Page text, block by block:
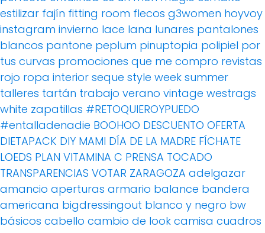
estilizar fajín fitting room flecos g3women hoyvoy
instagram invierno lace lana lunares pantalones
blancos pantone peplum pinuptopia polipiel por
tus curvas promociones que me compro revistas
rojo ropa interior seque style week summer
talleres tartán trabajo verano vintage westrags
white zapatillas #RETOQUIEROYPUEDO
#entalladenadie BOOHOO DESCUENTO OFERTA
DIETAPACK DIY MAMI DÍA DE LA MADRE FÍCHATE
LOEDS PLAN VITAMINA C PRENSA TOCADO
TRANSPARENCIAS VOTAR ZARAGOZA adelgazar
amancio aperturas armario balance bandera
americana bigdressingout blanco y negro bw
básicos cabello cambio de look camisa cuadros